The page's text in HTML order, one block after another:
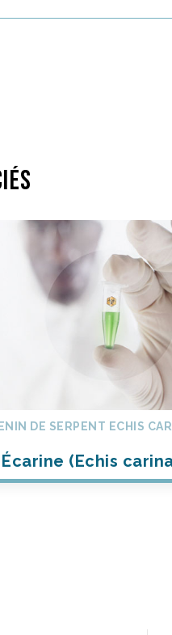
DE SERPENT ECHIS
Écarine (Echis